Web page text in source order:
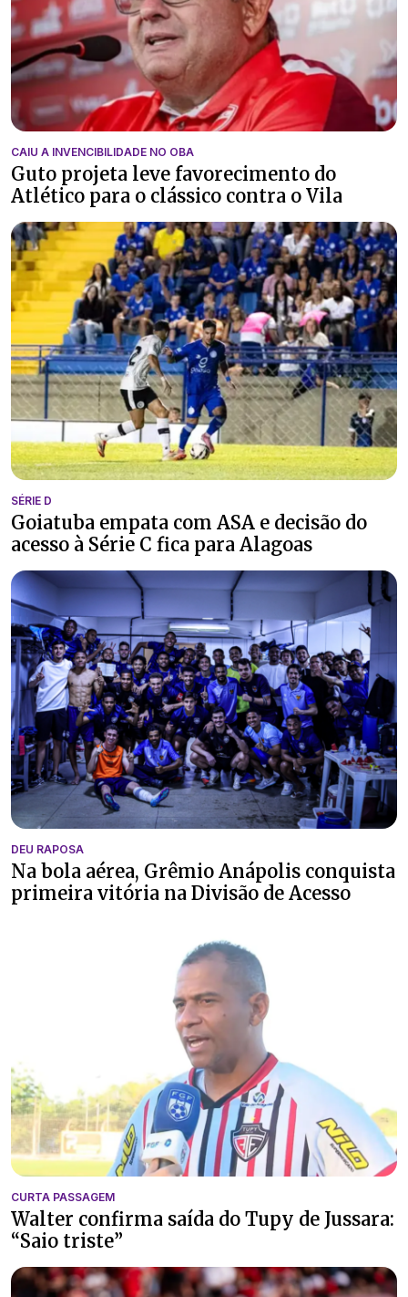
CAIU A INVENCIBILIDADE NO OBA
Guto projeta leve favorecimento do
Atlético para o clássico contra o Vila
SÉRIE D
Goiatuba empata com ASA e decisão do
acesso à Série C fica para Alagoas
DEU RAPOSA
Na bola aérea, Grêmio Anápolis conquista
primeira vitória na Divisão de Acesso
CURTA PASSAGEM
Walter confirma saída do Tupy de Jussara:
“Saio triste”